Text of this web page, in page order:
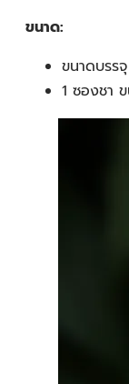
ขนาด:
ขนาดบรร
1 ซองชา